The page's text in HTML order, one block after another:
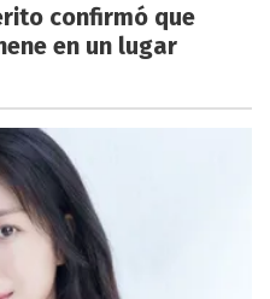
confirmó que
en un lugar